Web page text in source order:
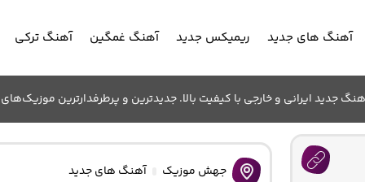
آهنگ های جدید ریمیکس جدید آهنگ غمگین آهنگ ترکی
جدید ایرانی و خارجی با کیفیت بالا. جدیدترین و پرطرفدارترین
جهش موزیک آهنگ های جدید